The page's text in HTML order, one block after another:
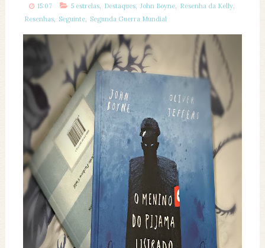
15:07 5 estrelas, Destaques, John Boyne, Resenha da Kelly,
Resenhas, Seguinte, Segunda Guerra Mundial